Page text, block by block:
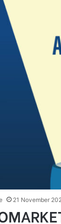
21 November